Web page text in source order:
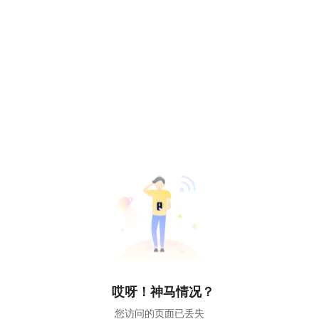
哎呀！神马情况？
您访问的页面已丢失